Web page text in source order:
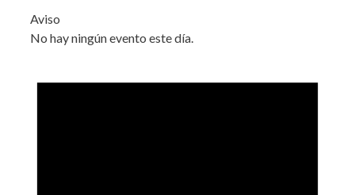
Aviso
No hay ningún evento este día.